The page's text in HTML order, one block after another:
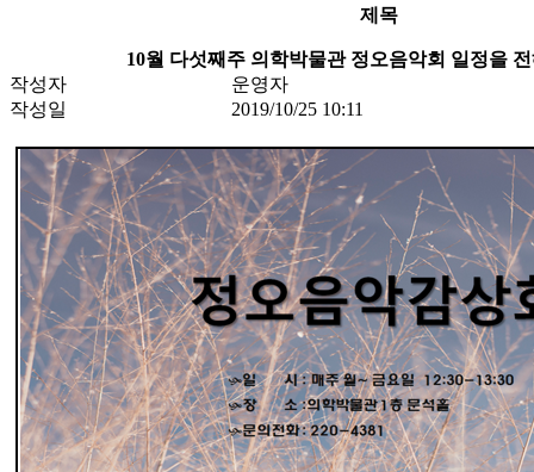
제목
10월 다섯째주 의학박물관 정오음악회 일정을
작성자
운영자
작성일
2019/10/25 10:11